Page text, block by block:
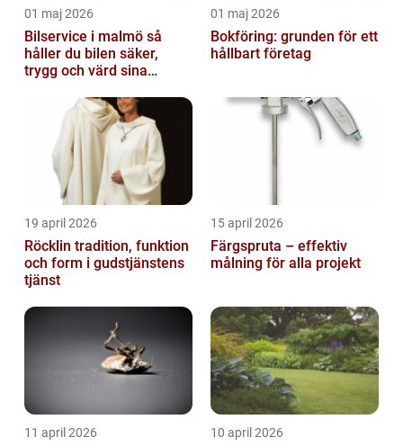
01 maj 2026
Bilservice i malmö så
håller du bilen säker,
trygg och värd sina
01 maj 2026
Bokföring: grunden för ett
hållbart företag
19 april 2026
Röcklin tradition, funktion
och form i gudstjänstens
tjänst
15 april 2026
Färgspruta – effektiv
målning för alla projekt
11 april 2026 10 april 2026